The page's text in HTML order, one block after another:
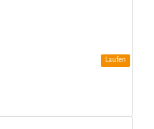
Laufen